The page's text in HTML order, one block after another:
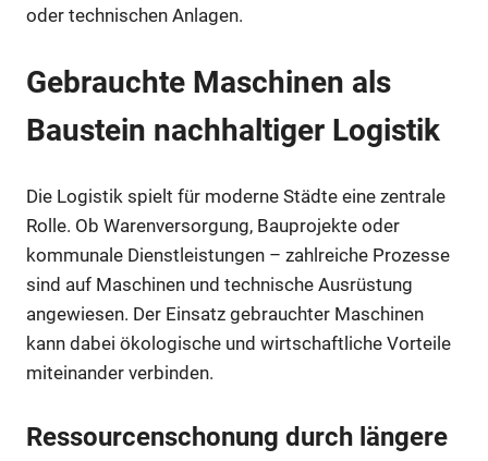
oder technischen Anlagen.
Gebrauchte Maschinen als
Baustein nachhaltiger Logistik
Die Logistik spielt für moderne Städte eine zentrale
Rolle. Ob Warenversorgung, Bauprojekte oder
kommunale Dienstleistungen – zahlreiche Prozesse
sind auf Maschinen und technische Ausrüstung
angewiesen. Der Einsatz gebrauchter Maschinen
kann dabei ökologische und wirtschaftliche Vorteile
miteinander verbinden.
Ressourcenschonung durch längere